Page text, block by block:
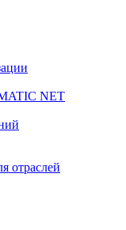
NET
отраслей